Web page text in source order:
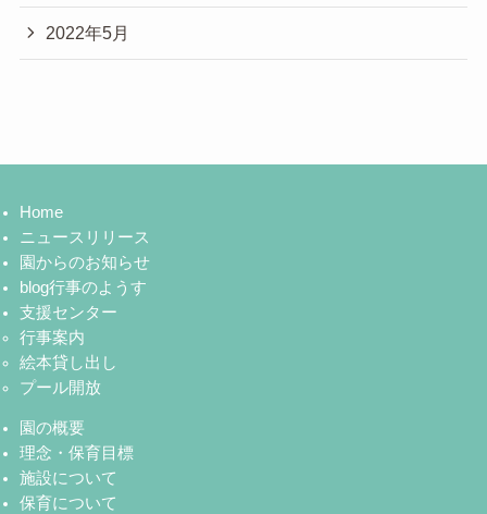
2022年5月
Home
ニュースリリース
園からのお知らせ
blog行事のようす
支援センター
行事案内
絵本貸し出し
プール開放
園の概要
理念・保育目標
施設について
保育について